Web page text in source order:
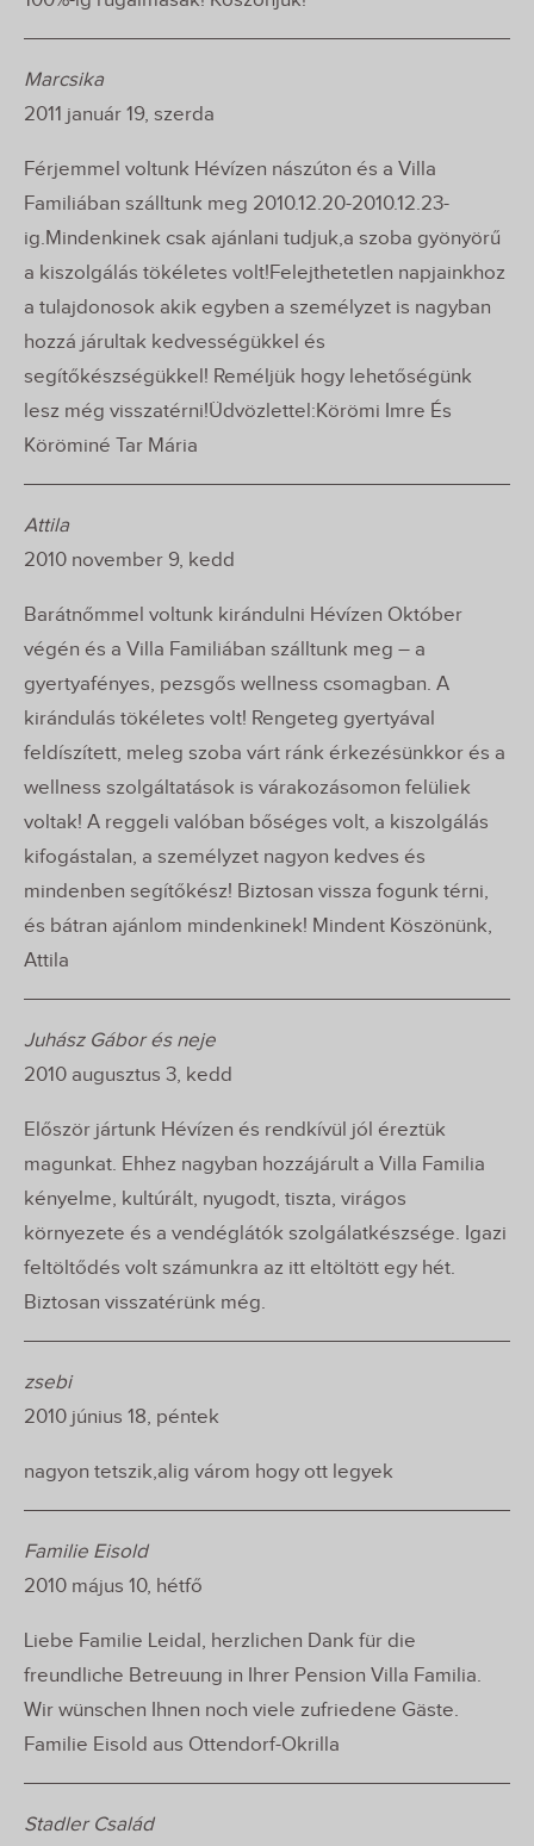
Marcsika
2011 január 19, szerda
Férjemmel voltunk Hévízen nászúton és a Villa
Familiában szálltunk meg 2010.12.20-2010.12.23-
ig.Mindenkinek csak ajánlani tudjuk,a szoba gyönyörű
a kiszolgálás tökéletes volt!Felejthetetlen napjainkhoz
a tulajdonosok akik egyben a személyzet is nagyban
hozzá járultak kedvességükkel és
segítőkészségükkel! Reméljük hogy lehetőségünk
lesz még visszatérni!Üdvözlettel:Körömi Imre És
Köröminé Tar Mária
Attila
2010 november 9, kedd
Barátnőmmel voltunk kirándulni Hévízen Október
végén és a Villa Familiában szálltunk meg – a
gyertyafényes, pezsgős wellness csomagban. A
kirándulás tökéletes volt! Rengeteg gyertyával
feldíszített, meleg szoba várt ránk érkezésünkkor és a
wellness szolgáltatások is várakozásomon felüliek
voltak! A reggeli valóban bőséges volt, a kiszolgálás
kifogástalan, a személyzet nagyon kedves és
mindenben segítőkész! Biztosan vissza fogunk térni,
és bátran ajánlom mindenkinek! Mindent Köszönünk,
Attila
Juhász Gábor és neje
2010 augusztus 3, kedd
Először jártunk Hévízen és rendkívül jól éreztük
magunkat. Ehhez nagyban hozzájárult a Villa Familia
kényelme, kultúrált, nyugodt, tiszta, virágos
környezete és a vendéglátók szolgálatkészsége. Igazi
feltöltődés volt számunkra az itt eltöltött egy hét.
Biztosan visszatérünk még.
zsebi
2010 június 18, péntek
nagyon tetszik,alig várom hogy ott legyek
Familie Eisold
2010 május 10, hétfő
Liebe Familie Leidal, herzlichen Dank für die
freundliche Betreuung in Ihrer Pension Villa Familia.
Wir wünschen Ihnen noch viele zufriedene Gäste.
Familie Eisold aus Ottendorf-Okrilla
Stadler Család